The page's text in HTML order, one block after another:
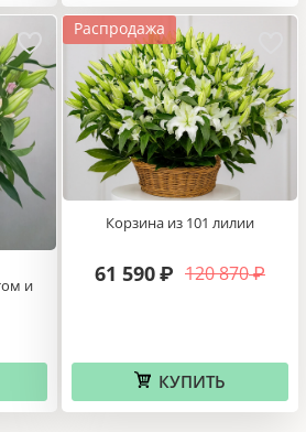
и
Распродажа
Корзина из 101 лилии
120 870 ₽
61 590₽
КУПИТЬ